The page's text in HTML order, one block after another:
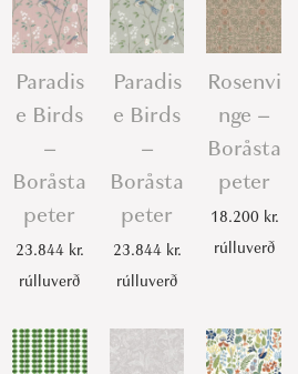
Paradis
e Birds
–
Boråsta
peter
23.844 kr.
rúlluverð
Paradis
e Birds
–
Boråsta
peter
23.844 kr.
rúlluverð
Rosenvi
nge –
Boråsta
peter
18.200 kr.
rúlluverð